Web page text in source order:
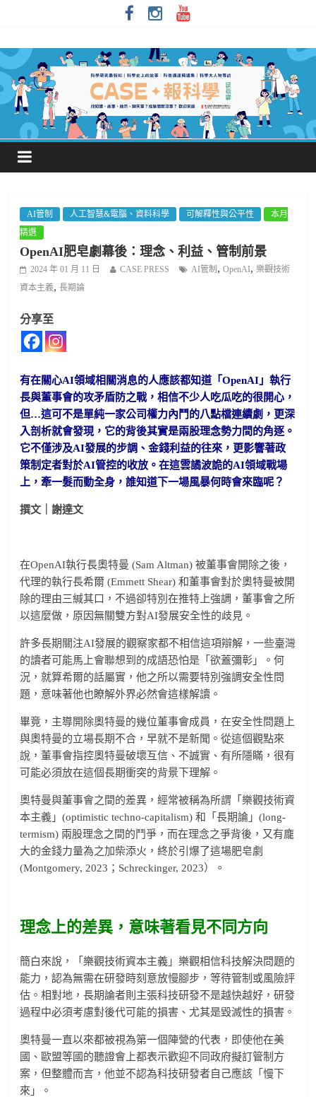
AI管制 人工智慧&電腦、資料科學 可解釋性與公平性
本月
精選
OpenAI肥皂劇幕後：理念、利益、管制前景
2024 年 01 月 11 日 CASE PRESS AI管制 ,OpenAI,樂觀技術
資本主義,長期論
分享至
有在關心AI領域相關消息的人應該都知道「OpenAI」執行
長與董事會的攻矛盾防之戰，相信不少人吃瓜吃的很開心，
但…這可不是單純一家公司權力內鬥的八點檔連續劇，更深
入剖析就會發現，它的背後其實是兩股理念勢力間的角逐。
它不僅涉及AI發展的步調、金錢利益的往來，更影響著政
策制定者對於AI管控的收放。在這雲譎波詭的AI領域戰場
上，牽一髮而動全身，誰知道下一場風暴何時會來臨呢？
撰文｜謝達文
在OpenAI執行長奧特曼 (Sam Altman) 被董事會開除之後，
代理的執行長希爾 (Emmett Shear) 和董事會對於奧特曼被開
除的理由三緘其口，不過卻特別在推特上強調，董事會之所
以這麼做，原因無關雙方對AI發展安全性的歧見。
許多長期關注AI發展的觀察家都不相信這項辯解，一些臺灣
的讀者可能馬上會聯想到的成語恐怕是「欲蓋彌彰」。何
況，就算希爾的話屬實，他之所以需要特別強調安全性問
題，意味著他也瞭解外界必然會這樣解讀。
畢竟，主導開除奧特曼的幾位董事會成員，在安全性問題上
與奧特曼的立場長期不合，早就不是新聞。從這個觀點來
說，董事會指控奧特曼破壞互信、不誠實、有所隱瞞，很有
可能必須放在這個長期衝突的背景下理解。
奧特曼與董事會之間的差異，經常被稱為所謂「樂觀技術資
本主義」(optimistic techno-capitalism) 和「長期論」(long-
termism) 兩股理念之間的鬥爭，而在理念之爭背後，又有龐
大的金錢力量為之加柴添火，終於引爆了這場肥皂劇
(Montgomery, 2023；Schreckinger, 2023）。
理念上的差異，意味著看見不同方向
簡白來說，「樂觀技術資本主義」樂觀相信科技解決問題的
能力，認為無需在研發時刻意放慢腳步，等待管制或風險評
估。相對地，長期論者則主張科技研發不是越快越好，研發
過程中必須考慮對後代可能的損害、尤其是毀滅性的損害。
奧特曼一直以來都被視為第一個陣營的代表，即使他在美
國、歐盟等國的聽證會上都表示歡迎不同政府擬訂管制方
案，但整體而言，他並不認為科技研發者自己應該「慢下
來」。